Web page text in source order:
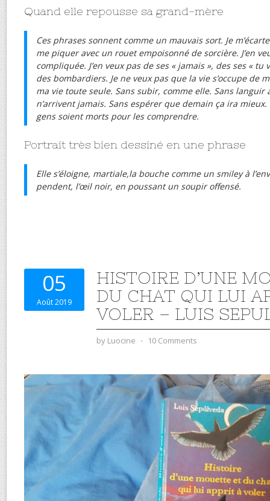
Quand elle repousse sa grand-mère
Ces phrases sonnent comme un mauvais sort. Je
me piquer avec un rouet empoisonné de sorcière. J’en
compliquée. J’en veux pas de ses « jamais », des ses « tu
des bombardiers. Je ne veux pas que la vie s’occupe de
ma vie toute seule. Sans subir, comme elle. Sans languir
n’arrivent jamais. Sans espérer que demain ça ira
gens soient morts pour les comprendre.
Portrait très bien dessiné en une phrase
Elle s’éloigne, martiale,la bouche comme un smiley à
pendent, l’œil noir, en poussant un soupir offensé.
05
Août 2019
HISTOIRE D’UNE
DU CHAT QUI LUI
VOLER – LUIS
by Luocine ⋅ 10 Comments